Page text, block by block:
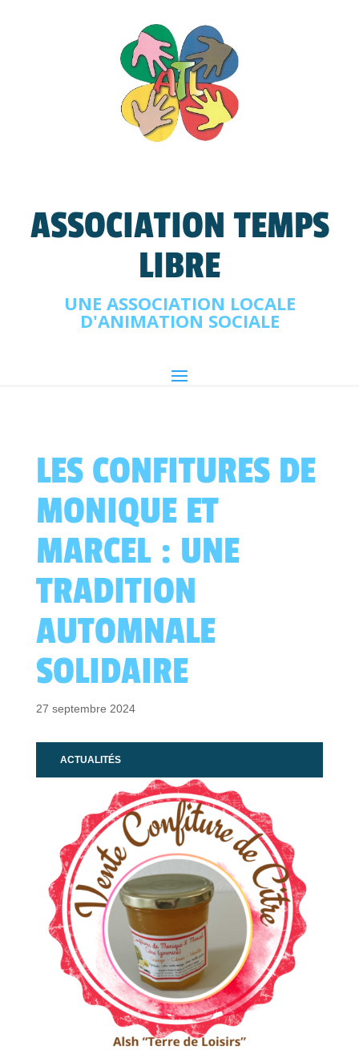
ASSOCIATION TEMPS
LIBRE
UNE ASSOCIATION LOCALE
D'ANIMATION SOCIALE
LES CONFITURES DE
MONIQUE ET
MARCEL : UNE
TRADITION
AUTOMNALE
SOLIDAIRE
27 septembre 2024
ACTUALITÉS